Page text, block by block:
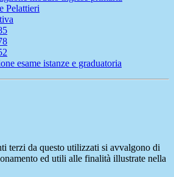
Pelattieri
esame istanze e graduatoria
terzi da questo utilizzati si avvalgono di
ed utili alle finalità illustrate nella